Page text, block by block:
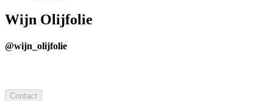
Wijn Olijfolie
@wijn_olijfolie
Contact